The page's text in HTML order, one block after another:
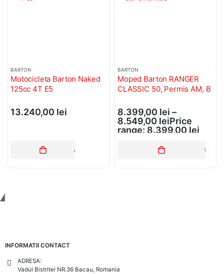
BARTON
Motocicleta Barton Naked
125cc 4T E5
13.240,00 lei
ADAUGĂ ÎN COȘ
BARTON
Moped Barton RANGER
CLASSIC 50, Permis AM, B
8.399,00 lei –
8.549,00 leiPrice
range: 8.399,00 lei
INFORMATII CONTACT
ADRESA:
Vadul Bistritei NR.36 Bacau, Romania